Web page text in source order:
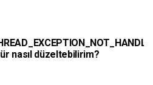
nasıl düzeltebilirim?